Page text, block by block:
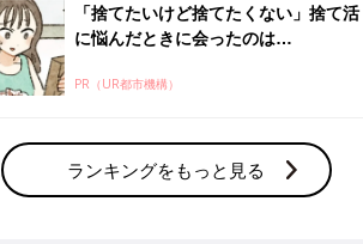
「捨てたいけど捨てたくない」捨て活
に悩んだときに会ったのは…
PR（UR都市機構）
ランキングをもっと見る